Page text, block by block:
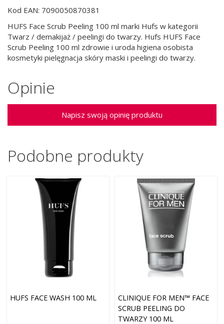
Kod EAN: 7090050870381
HUFS Face Scrub Peeling 100 ml marki Hufs w kategorii
Twarz / demakijaż / peelingi do twarzy. Hufs HUFS Face
Scrub Peeling 100 ml zdrowie i uroda higiena osobista
kosmetyki pielęgnacja skóry maski i peelingi do twarzy.
Opinie
Napisz swoją opinię produktu
Podobne produkty
HUFS FACE WASH 100 ML
CLINIQUE FOR MEN™ FACE
SCRUB PEELING DO
TWARZY 100 ML